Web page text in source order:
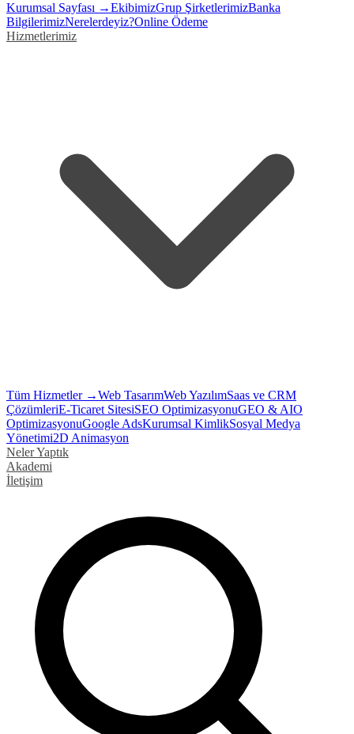
Kurumsal Sayfası →EkibimizGrup ŞirketlerimizBanka
BilgilerimizNerelerdeyiz?Online Ödeme
Hizmetlerimiz
Tüm Hizmetler →Web TasarımWeb YazılımSaas ve CRM
ÇözümleriE-Ticaret SitesiSEO OptimizasyonuGEO & AIO
OptimizasyonuGoogle AdsKurumsal KimlikSosyal Medya
Yönetimi2D Animasyon
Neler Yaptık
Akademi
İletişim